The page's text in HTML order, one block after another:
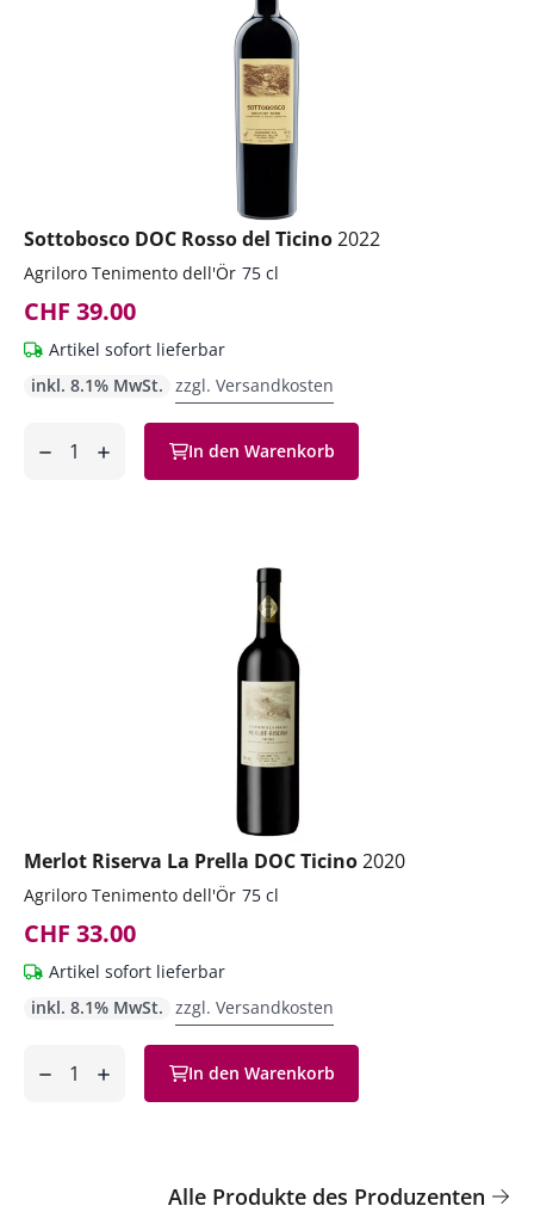
Sottobosco DOC Rosso del Ticino2022
Agriloro Tenimento dell'Ör 75 cl
CHF 39.00
Artikel sofort lieferbar
inkl. 8.1% MwSt. zzgl. Versandkosten
hinzufügen
In den Warenkorb
Merlot Riserva La Prella DOC Ticino2020
Agriloro Tenimento dell'Ör 75 cl
CHF 33.00
Artikel sofort lieferbar
inkl. 8.1% MwSt. zzgl. Versandkosten
hinzufügen
In den Warenkorb
Alle Produkte des Produzenten